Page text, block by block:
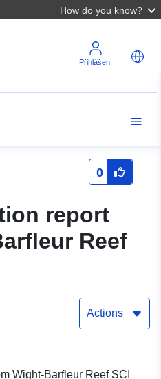
How do you know?
Přihlášení
0
report
Reef
Actions
Wight-Barfleur Reef SCI